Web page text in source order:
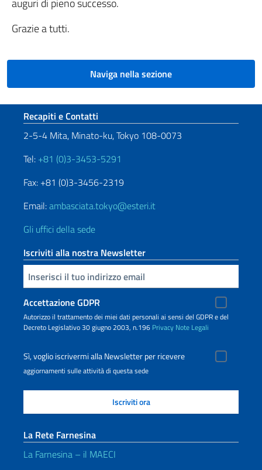
auguri di pieno successo.
Grazie a tutti.
Naviga nella sezione
Sezione footer
Recapiti e Contatti
2-5-4 Mita, Minato-ku, Tokyo 108-0073
Tel: +81 (0)3-3453-5291
Fax: +81 (0)3-3456-2319
Email:ambasciata.tokyo@esteri.it
Gli uffici della sede
Iscriviti alla nostra Newsletter
Inserisci la tua email
Accettazione GDPR
Autorizzo il trattamento dei miei dati personali ai sensi del GDPR e del
Decreto Legislativo 30 giugno 2003, n.196 Privacy Note Legali
Sì, voglio iscrivermi alla Newsletter per ricevere
aggiornamenti sulle attività di questa sede
La Rete Farnesina
La Farnesina – il MAECI